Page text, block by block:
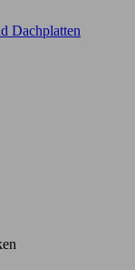
Dachplatten